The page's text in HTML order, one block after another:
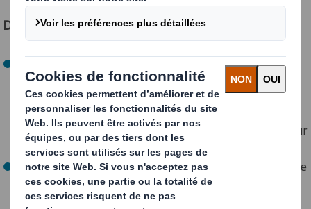
Des nouveaux matériaux
L’accélération des investissements dans le
développement de nouveaux matériaux, notamment
de nouveaux emballages translucides entièrement
recyclables pour remplacer les films plastiques dans les
emballages alimentaires, et de nouvelles recherches sur
les fibres naturelles alternatives.
Le développement de technologies barrières, telles que
le récent projet pilote « Touchguard », un revêtement
d'emballage résistant aux virus.